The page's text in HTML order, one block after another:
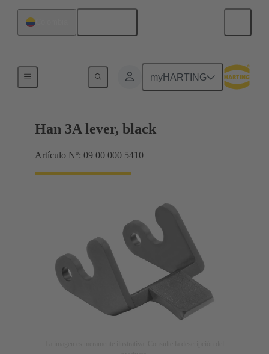
myHARTING
Sistemas de bloqueo
Han 3A lever, black
Artículo Nº: 09 00 000 5410